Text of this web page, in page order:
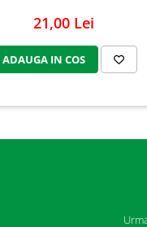
21,00 Lei
ADAUGA IN COS